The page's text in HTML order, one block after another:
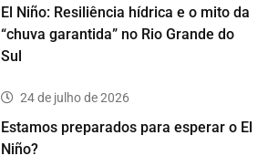
El Niño: Resiliência hídrica e o mito da
“chuva garantida” no Rio Grande do
Sul
24 de julho de 2026
Estamos preparados para esperar o El
Niño?